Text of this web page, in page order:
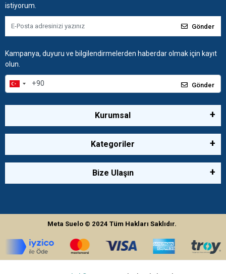
istiyorum.
Gönder
Kampanya, duyuru ve bilgilendirmelerden haberdar olmak için kayıt
olun.
Gönder
Kurumsal
Kategoriler
Bize Ulaşın
Meta Suelo © 2024Tüm Hakları Saklıdır.